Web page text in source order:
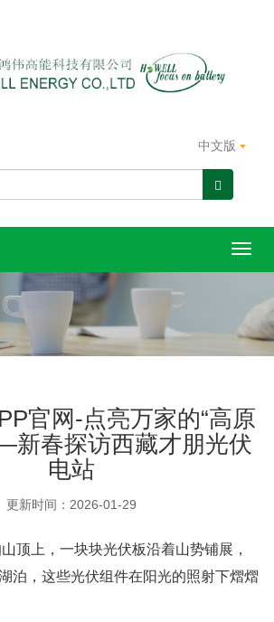
中文版
官网-点亮万家的“高原
春探访西藏才朋光伏
电站
更新时间：2026-01-29
顶上，一块块光伏板沿着山势铺展，
泊，这些光伏组件在阳光的照射下熠熠